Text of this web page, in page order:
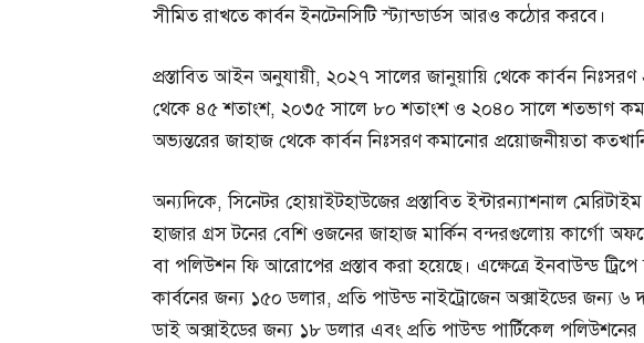
সীমিত রাখতে কার্বন ইনটেনসিটি স্ট্যান্ডার্ডস আরও কঠোর করবে।
প্রস্তাবিত আইন অনুযায়ী, ২০২৭ সালের জানুয়ায়ি থেকে কার্বন
থেকে ৪৫ শতাংশ, ২০৩৫ সালে ৮০ শতাংশ ও ২০৪০ সালে শতভাগ
অভ্যন্তরের জাহাজ থেকে কার্বন নিঃসরণ কমানোর প্রয়োজনীয়তা
অন্যদিকে, সিনেটর হোয়াইটহাউজের প্রস্তাবিত ইন্টারন্যাশনাল
হাজার গ্রস টনের বেশি ওজনের জাহাজ মার্কিন বন্দরগুলোয় কার্গো
বা পলিউশন ফি আরোপের প্রস্তাব করা হয়েছে। এক্ষেত্রে ইনবাউন্ড
কার্বনের জন্য ১৫০ ডলার, প্রতি পাউন্ড নাইট্রোজেন অক্সাইডের জন্য
ডাই অক্সাইডের জন্য ১৮ ডলার এবং প্রতি পাউন্ড পার্টিকেল